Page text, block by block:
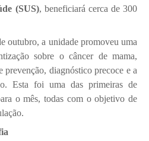
(SUS), beneficiará cerca de 300
outubro, a unidade promoveu uma
sobre o câncer de mama,
prevenção, diagnóstico precoce e a
Esta foi uma das primeiras de
o mês, todas com o objetivo de